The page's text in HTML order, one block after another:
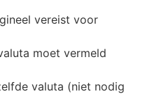
vereist voor
moet vermeld
valuta (niet nodig